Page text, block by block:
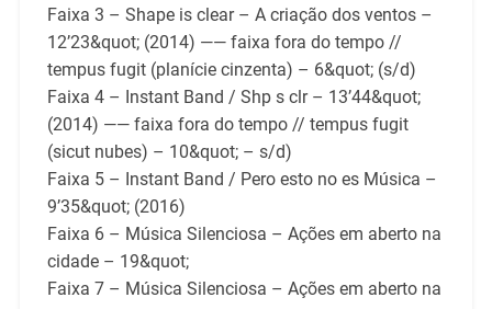
Faixa 3 – Shape is clear – A criação dos ventos –
12’23&quot; (2014) —— faixa fora do tempo //
tempus fugit (planície cinzenta) – 6&quot; (s/d)
Faixa 4 – Instant Band / Shp s clr – 13’44&quot;
(2014) —— faixa fora do tempo // tempus fugit
(sicut nubes) – 10&quot; – s/d)
Faixa 5 – Instant Band / Pero esto no es Música –
9’35&quot; (2016)
Faixa 6 – Música Silenciosa – Ações em aberto na
cidade – 19&quot;
Faixa 7 – Música Silenciosa – Ações em aberto na